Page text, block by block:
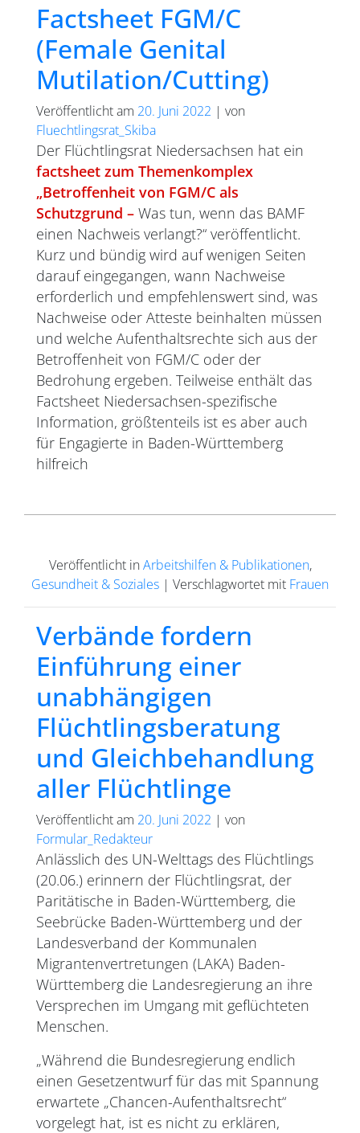
Factsheet FGM/C
(Female Genital
Mutilation/Cutting)
Veröffentlicht am 20. Juni 2022 | von
Fluechtlingsrat_Skiba
Der Flüchtlingsrat Niedersachsen hat ein
factsheet zum Themenkomplex
„Betroffenheit von FGM/C als
Schutzgrund – Was tun, wenn das BAMF
einen Nachweis verlangt?“ veröffentlicht.
Kurz und bündig wird auf wenigen Seiten
darauf eingegangen, wann Nachweise
erforderlich und empfehlenswert sind, was
Nachweise oder Atteste beinhalten müssen
und welche Aufenthaltsrechte sich aus der
Betroffenheit von FGM/C oder der
Bedrohung ergeben. Teilweise enthält das
Factsheet Niedersachsen-spezifische
Information, größtenteils ist es aber auch
für Engagierte in Baden-Württemberg
hilfreich
Veröffentlicht inArbeitshilfen & Publikationen,
Gesundheit & Soziales | Verschlagwortet mit Frauen
Verbände fordern
Einführung einer
unabhängigen
Flüchtlingsberatung
und Gleichbehandlung
aller Flüchtlinge
Veröffentlicht am 20. Juni 2022 | von
Formular_Redakteur
Anlässlich des UN-Welttags des Flüchtlings
(20.06.) erinnern der Flüchtlingsrat, der
Paritätische in Baden-Württemberg, die
Seebrücke Baden-Württemberg und der
Landesverband der Kommunalen
Migrantenvertretungen (LAKA) Baden-
Württemberg die Landesregierung an ihre
Versprechen im Umgang mit geflüchteten
Menschen.
„Während die Bundesregierung endlich
einen Gesetzentwurf für das mit Spannung
erwartete „Chancen-Aufenthaltsrecht“
vorgelegt hat, ist es nicht zu erklären,